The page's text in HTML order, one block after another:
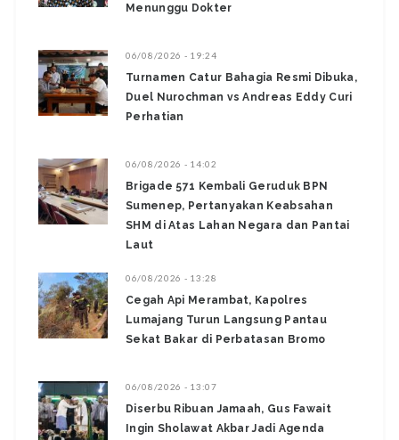
Menunggu Dokter
06/08/2026 - 19:24
Turnamen Catur Bahagia Resmi Dibuka,
Duel Nurochman vs Andreas Eddy Curi
Perhatian
06/08/2026 - 14:02
Brigade 571 Kembali Geruduk BPN
Sumenep, Pertanyakan Keabsahan
SHM di Atas Lahan Negara dan Pantai
Laut
06/08/2026 - 13:28
‎Cegah Api Merambat, Kapolres
Lumajang Turun Langsung Pantau
Sekat Bakar di Perbatasan Bromo ‎
06/08/2026 - 13:07
Diserbu Ribuan Jamaah, Gus Fawait
Ingin Sholawat Akbar Jadi Agenda